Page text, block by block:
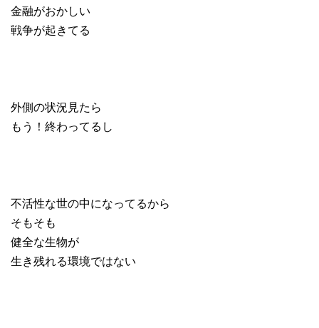
金融がおかしい
戦争が起きてる
外側の状況見たら
もう！終わってるし
不活性な世の中になってるから
そもそも
健全な生物が
生き残れる環境ではない